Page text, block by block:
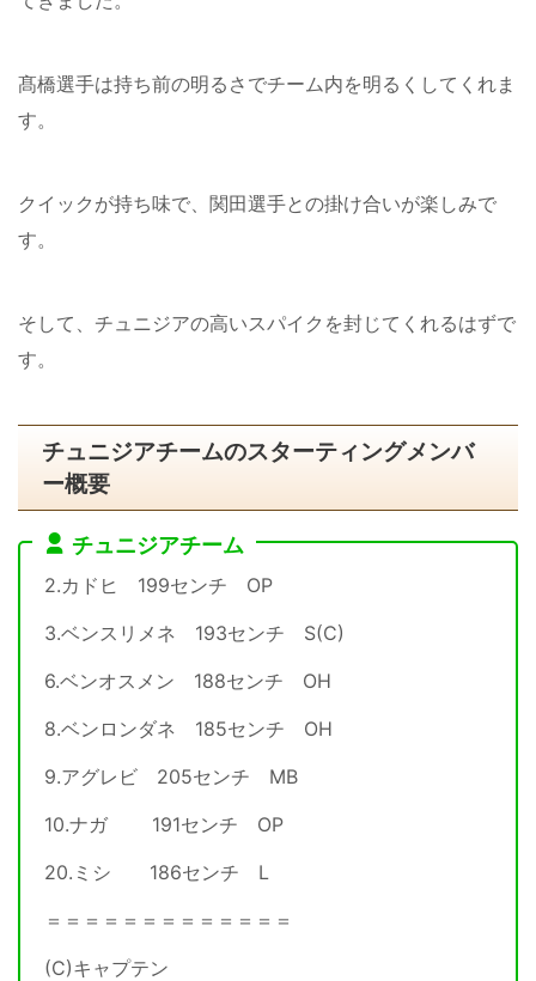
髙橋選手は持ち前の明るさでチーム内を明るくしてくれま
す。
クイックが持ち味で、関田選手との掛け合いが楽しみで
す。
そして、チュニジアの高いスパイクを封じてくれるはずで
す。
チュニジアチームのスターティングメンバ
ー概要
チュニジアチーム
2.カドヒ 199センチ OP
3.ベンスリメネ 193センチ S(C)
6.ベンオスメン 188センチ OH
8.ベンロンダネ 185センチ OH
9.アグレビ 205センチ MB
10.ナガ 191センチ OP
20.ミシ 186センチ L
＝＝＝＝＝＝＝＝＝＝＝＝＝
(C)キャプテン